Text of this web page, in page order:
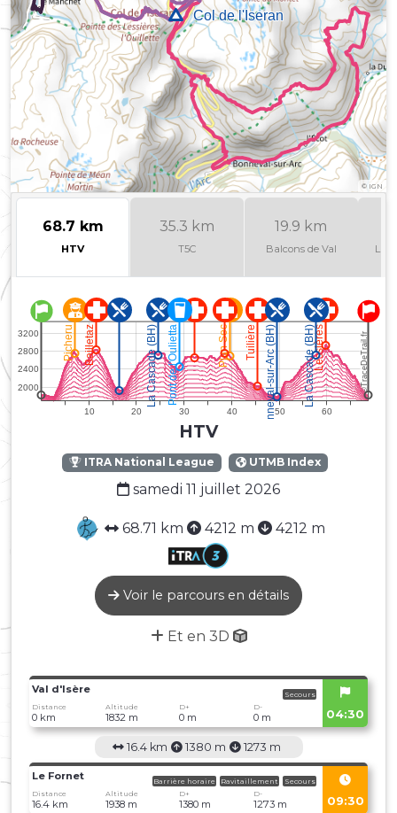
© IGN
68.7 km
HTV
35.3 km
T5C
19.9 km
Balcons de Val La
HTV
ITRA National League UTMB Index
samedi 11 juillet 2026
68.71 km 4212 m 4212 m
Voir le parcours en détails
Et en 3D
Val d'Isère
Secours
Distance
0 km
Altitude
1832 m
D+
0 m
D-
0 m 04:30
16.4 km 1380 m 1273 m
Le Fornet Barrière horaire Ravitaillement
Secours
Distance
16.4 km
Altitude
1938 m
D+
1380 m
D-
1273 m 09:30